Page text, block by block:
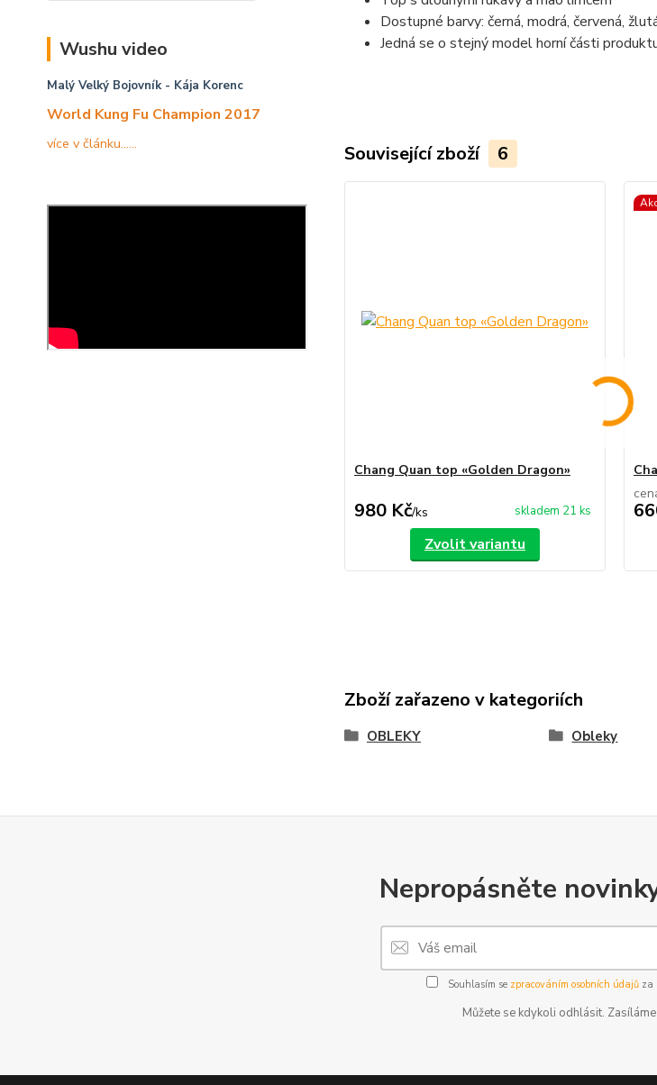
Wushu video
Malý Velký Bojovník- Kája Korenc
World Kung Fu Champion 2017
více v článku......
Dostupné barvy: černá, modrá, červená,
Jedná se o stejný model horní části
Související zboží 6
Chang Quan top «Golden Dragon»
980 Kč/ks skladem 21 ks
Zvolit variantu
Zboží zařazeno v kategoriích
OBLEKY Obleky
Nepropásněte
Souhlasím se zpracováním osobních údajůza
Můžete se kdykoli odhlásit.